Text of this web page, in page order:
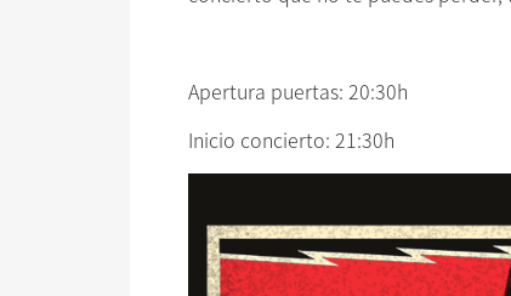
Apertura puertas: 20:30h
Inicio concierto: 21:30h